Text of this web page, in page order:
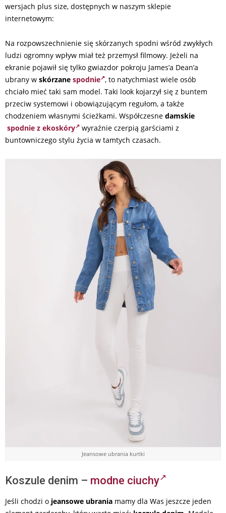
wersjach plus size, dostępnych w naszym sklepie
internetowym:
Na rozpowszechnienie się skórzanych spodni wśród zwykłych
ludzi ogromny wpływ miał też przemysł filmowy. Jeżeli na
ekranie pojawił się tylko gwiazdor pokroju James’a Dean’a
ubrany w skórzane spodnie , to natychmiast wiele osób
chciało mieć taki sam model. Taki look kojarzył się z buntem
przeciw systemowi i obowiązującym regułom, a także
chodzeniem własnymi ścieżkami. Współczesne damskie
spodnie z ekoskóry
wyraźnie czerpią garściami z
buntowniczego stylu życia w tamtych czasach.
Jeansowe ubrania kurtki
Koszule denim – modne ciuchy
Jeśli chodzi o jeansowe ubrania mamy dla Was jeszcze jeden